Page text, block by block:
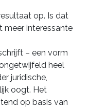
op. Is dat
meer interessante
– een vorm
heel
juridische,
oogt. Het
op basis van